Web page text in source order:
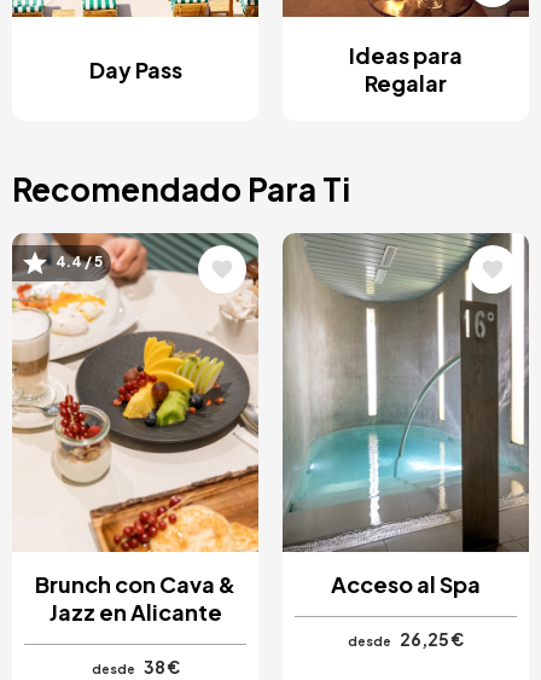
Day Pass
Ideas para
Regalar
Recomendado Para Ti
Image
4.4 / 5
Brunch con Cava &
Jazz en Alicante
desde
38 €
Image
Acceso al Spa
desde 26,25 €